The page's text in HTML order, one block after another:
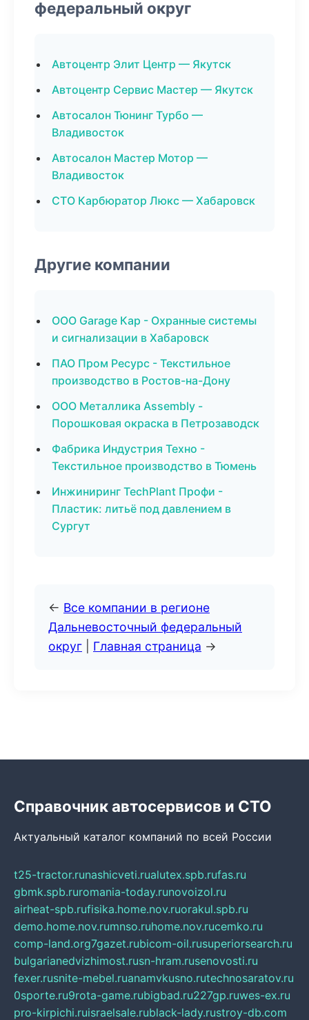
федеральный округ
Автоцентр Элит Центр — Якутск
Автоцентр Сервис Мастер — Якутск
Автосалон Тюнинг Турбо —
Владивосток
Автосалон Мастер Мотор —
Владивосток
СТО Карбюратор Люкс — Хабаровск
Другие компании
ООО Garage Кар - Охранные системы
и сигнализации в Хабаровск
ПАО Пром Ресурс - Текстильное
производство в Ростов-на-Дону
ООО Металлика Assembly -
Порошковая окраска в Петрозаводск
Фабрика Индустрия Техно -
Текстильное производство в Тюмень
Инжиниринг TechPlant Профи -
Пластик: литьё под давлением в
Сургут
← Все компании в регионе
Дальневосточный федеральный
округ
Главная страница →
Справочник автосервисов и СТО
Актуальный каталог компаний по всей России
t25-tractor.runashicveti.rualutex.spb.rufas.ru
gbmk.spb.ruromania-today.runovoizol.ru
airheat-spb.rufisika.home.nov.ruorakul.spb.ru
demo.home.nov.rumnso.ruhome.nov.rucemko.ru
comp-land.org7gazet.rubicom-oil.rusuperiorsearch.ru
bulgarianedvizhimost.rusn-hram.rusenovosti.ru
fexer.rusnite-mebel.ruanamvkusno.rutechnosaratov.ru
0sporte.ru9rota-game.rubigbad.ru227gp.ruwes-ex.ru
pro-kirpichi.ruisraelsale.rublack-lady.rustroy-db.com